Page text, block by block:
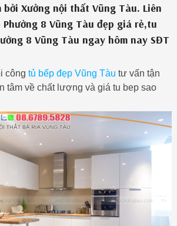
Xưởng nội thất Vũng Tàu. Liên
8 Vũng Tàu đẹp giá rẻ,tu
8 Vũng Tàu ngay hôm nay SĐT
công tủ bếp đẹp Vũng Tàu tư vấn tận
tâm về chất lượng và giá tu bep sao